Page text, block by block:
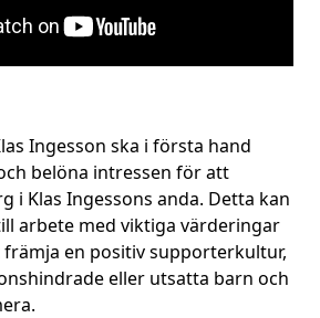
Ingesson ska i första hand
belöna intressen för att
i Klas Ingessons anda. Detta kan
arbete med viktiga värderingar
en positiv supporterkultur,
eller utsatta barn och